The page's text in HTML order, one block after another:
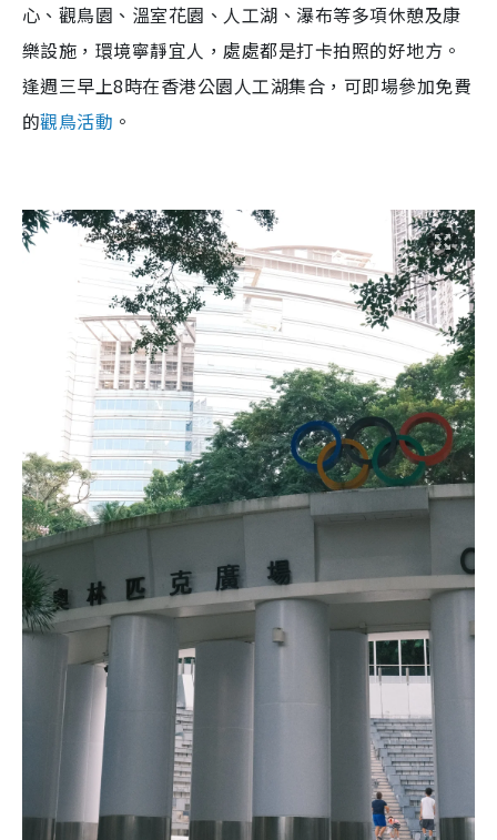
心、觀鳥園、溫室花園、人工湖、瀑布等多項休憩及康
樂設施，環境寧靜宜人，處處都是打卡拍照的好地方。
逢週三早上8時在香港公園人工湖集合，可即場參加免費
的觀鳥活動 。